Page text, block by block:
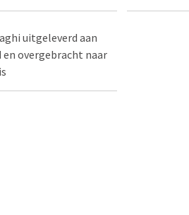
uitgeleverd aan
en overgebracht naar